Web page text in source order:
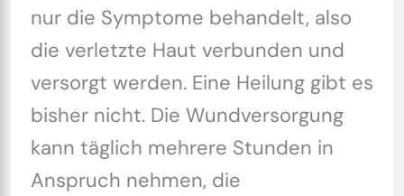
nur die Symptome behandelt, also
die verletzte Haut verbunden und
versorgt werden. Eine Heilung gibt es
bisher nicht. Die Wundversorgung
kann täglich mehrere Stunden in
Anspruch nehmen, die